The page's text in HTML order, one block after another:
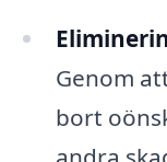
Genom
bort